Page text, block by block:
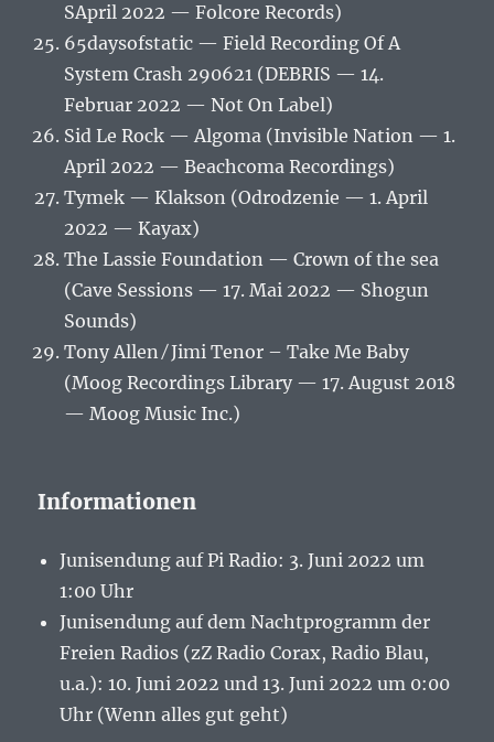
SApril 2022 — Folcore Records)
65daysofstatic — Field Recording Of A
System Crash 290621 (DEBRIS — 14.
Februar 2022 — Not On Label)
Sid Le Rock — Algoma (Invisible Nation — 1.
April 2022 — Beachcoma Recordings)
Tymek — Klakson (Odrodzenie — 1. April
2022 — Kayax)
The Lassie Foundation — Crown of the sea
(Cave Sessions — 17. Mai 2022 — Shogun
Sounds)
Tony Allen ⁄ Jimi Tenor – Take Me Baby
(Moog Recordings Library — 17. August 2018
— Moog Music Inc.)
Informationen
Junisendung auf Pi Radio: 3. Juni 2022 um
1:00 Uhr
Junisendung auf dem Nachtprogramm der
Freien Radios (zZ Radio Corax, Radio Blau,
u.a.): 10. Juni 2022 und 13. Juni 2022 um 0:00
Uhr (Wenn alles gut geht)